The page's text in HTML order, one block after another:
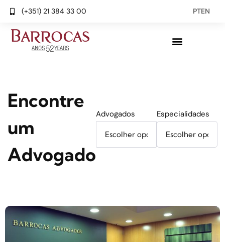
(+351) 21 384 33 00 PTEN
Encontre
um
Advogado
Advogados Especialidades